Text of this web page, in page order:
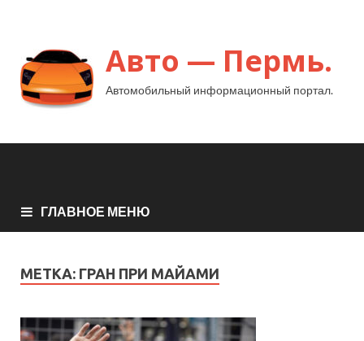
Авто — Пермь.
Автомобильный информационный портал.
ГЛАВНОЕ МЕНЮ
МЕТКА: ГРАН ПРИ МАЙАМИ